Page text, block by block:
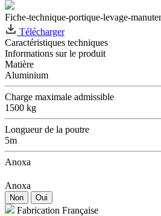
Fiche-technique-portique-levage-
Télécharger
Caractéristiques techniques
Informations sur le produit
Matière
Aluminium
Charge maximale admissible
1500 kg
Longueur de la poutre
5m
Anoxa
Anoxa
Non Oui
Fabrication Française